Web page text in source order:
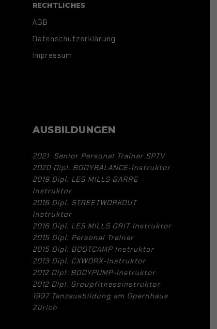
RECHTLICHES
AGB
Datenschutzerklärung
Impressum
AUSBILDUNGEN
2021 Senior Personal Trainer SPTV
2020 Dipl. BODYBALANCE-Instruktor
2019 Dipl. LES MILLS BARRE
Instruktor
2016 Dipl. STREETWORKOUT
Instruktor
2016 Dipl. LES MILLS GRIT Instruktor
2015 Dipl. Personal Trainer
2015 Dipl. BOOTCAMP Instruktor
2013 Dipl. CXWORX-Instruktor
2012 Dipl. BODYPUMP-Instruktor
2012 Dipl. Groupfitnessinstruktor
1997 Tanzausbildung am Opernhaus
Zürich